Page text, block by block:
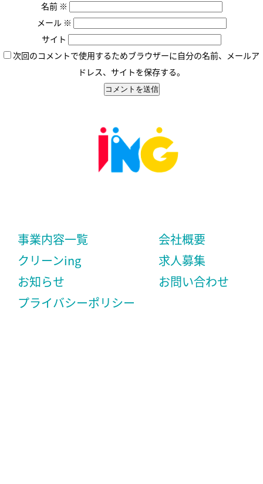
名前 ※
メール ※
サイト
次回のコメントで使用するためブラウザーに自分の名前、メールア
ドレス、サイトを保存する。
事業内容一覧
会社概要
クリーンing
求人募集
お知らせ
お問い合わせ
プライバシーポリシー